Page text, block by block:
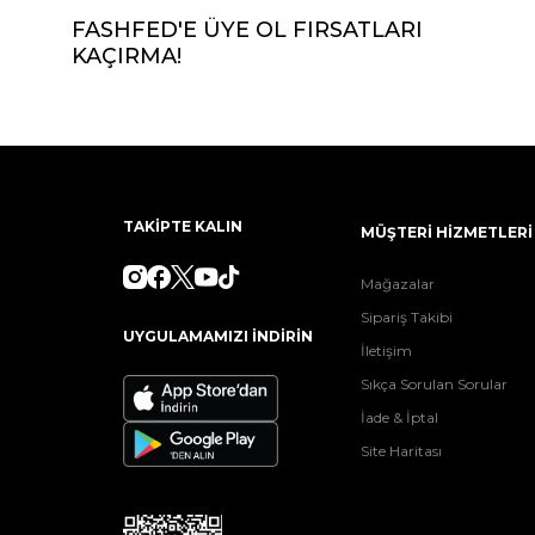
FASHFED'E ÜYE OL FIRSATLARI
KAÇIRMA!
TAKİPTE KALIN
UYGULAMAMIZI İNDİRİN
MÜŞTERİ HİZMETLERİ
Mağazalar
Sipariş Takibi
İletişim
Sıkça Sorulan Sorular
İade & İptal
Site Haritası